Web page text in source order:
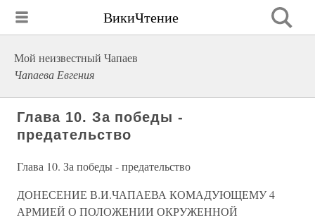
ВикиЧтение
Мой неизвестный Чапаев
Чапаева Евгения
Глава 10. За победы -
предательство
Глава 10. За победы - предательство
ДОНЕСЕНИЕ В.И.ЧАПАЕВА КОМАДУЮЩЕМУ 4
АРМИЕЙ О ПОЛОЖЕНИИ ОКРУЖЕННОЙ